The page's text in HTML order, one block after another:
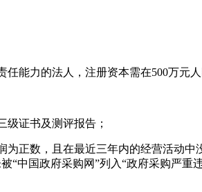
能力的法人，注册资本需在500万元
级证书及测评报告；
正数，且在最近三年内的经营活动
“中国政府采购网”列入“政府采购严